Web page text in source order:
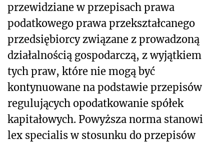
przewidziane w przepisach prawa
podatkowego prawa przekształcanego
przedsiębiorcy związane z prowadzoną
działalnością gospodarczą, z wyjątkiem
tych praw, które nie mogą być
kontynuowane na podstawie przepisów
regulujących opodatkowanie spółek
kapitałowych. Powyższa norma stanowi
lex specialis w stosunku do przepisów